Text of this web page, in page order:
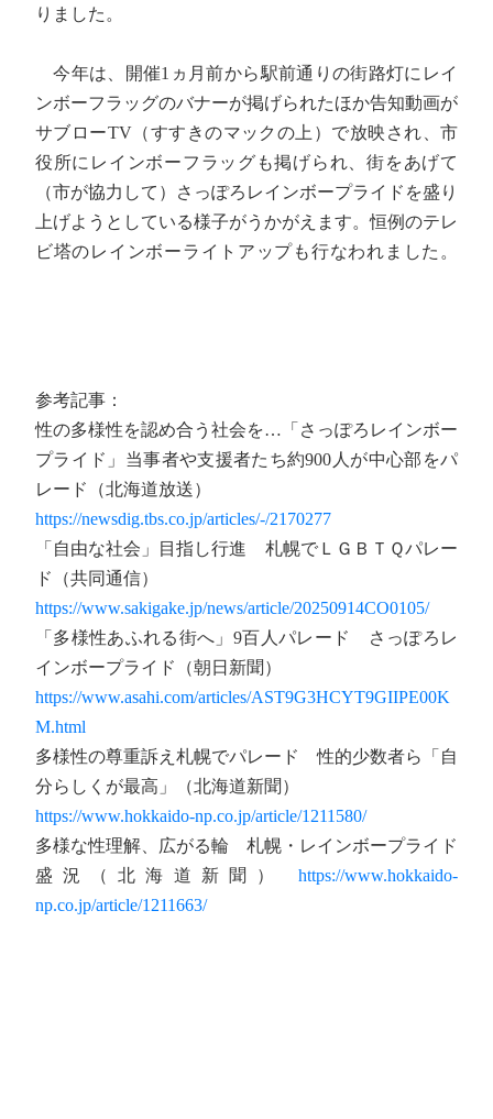
りました。
今年は、開催1ヵ月前から駅前通りの街路灯にレイ
ンボーフラッグのバナーが掲げられたほか告知動画が
サブローTV（すすきのマックの上）で放映され、市
役所にレインボーフラッグも掲げられ、街をあげて
（市が協力して）さっぽろレインボープライドを盛り
上げようとしている様子がうかがえます。恒例のテレ
ビ塔のレインボーライトアップも行なわれました。
参考記事：
性の多様性を認め合う社会を…「さっぽろレインボー
プライド」当事者や支援者たち約900人が中心部をパ
レード（北海道放送）
https://newsdig.tbs.co.jp/articles/-/2170277
「自由な社会」目指し行進 札幌でＬＧＢＴＱパレー
ド（共同通信）
https://www.sakigake.jp/news/article/20250914CO0105/
「多様性あふれる街へ」9百人パレード さっぽろレ
インボープライド（朝日新聞）
https://www.asahi.com/articles/AST9G3HCYT9GIIPE00K
M.html
多様性の尊重訴え札幌でパレード 性的少数者ら「自
分らしくが最高」（北海道新聞）
https://www.hokkaido-np.co.jp/article/1211580/
多様な性理解、広がる輪 札幌・レインボープライド
盛況（北海道新聞） https://www.hokkaido-
np.co.jp/article/1211663/